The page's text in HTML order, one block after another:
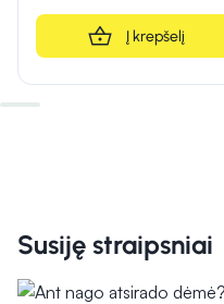
Į krepšelį
Susiję straipsniai